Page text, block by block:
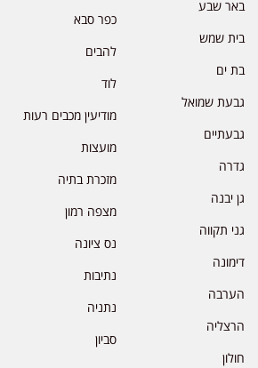
באר שבע
בית שמש
בת ים
גבעת שמואל
גבעתיים
גדרה
גן יבנה
גני תקווה
דימונה
הערבה
הרצליה
חולון
כפר סבא
להבים
לוד
מודיעין מכבים רעות
מועצות
מזכרת בתיה
מצפה רמון
נס ציונה
נתיבות
נתניה
סביון